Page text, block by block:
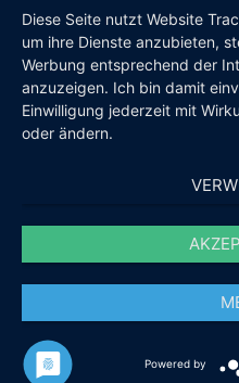
Letzte Aktualisierung:
Diese Seite nutzt Website
um ihre Dienste anzubieten,
Werbung entsprechend der
anzuzeigen. Ich bin damit
Einwilligung jederzeit mit
oder ändern.
Powered by